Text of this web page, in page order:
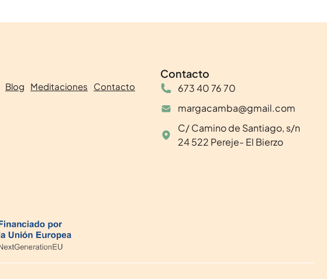
Blog Meditaciones Contacto
Contacto
673 40 76 70
margacamba@gmail.com
C/ Camino de Santiago, s/n
24 522 Pereje- El Bierzo